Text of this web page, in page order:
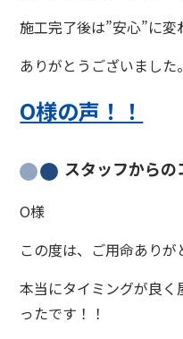
施工完了後は”安心”に変
ありがとうございました。
O様の声！！
スタッフからの
O様
この度は、ご用命ありが
本当にタイミングが良
ったです！！